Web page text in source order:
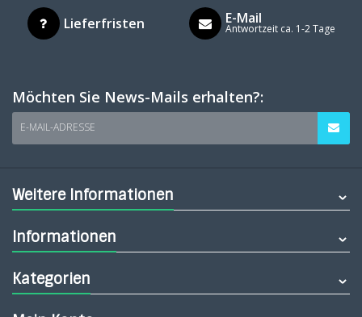
Lieferfristen E-Mail
Antwortzeit ca. 1-2 Tage
Möchten Sie News-Mails erhalten?:
E-MAIL-ADRESSE
Weitere Informationen
Informationen
Kategorien